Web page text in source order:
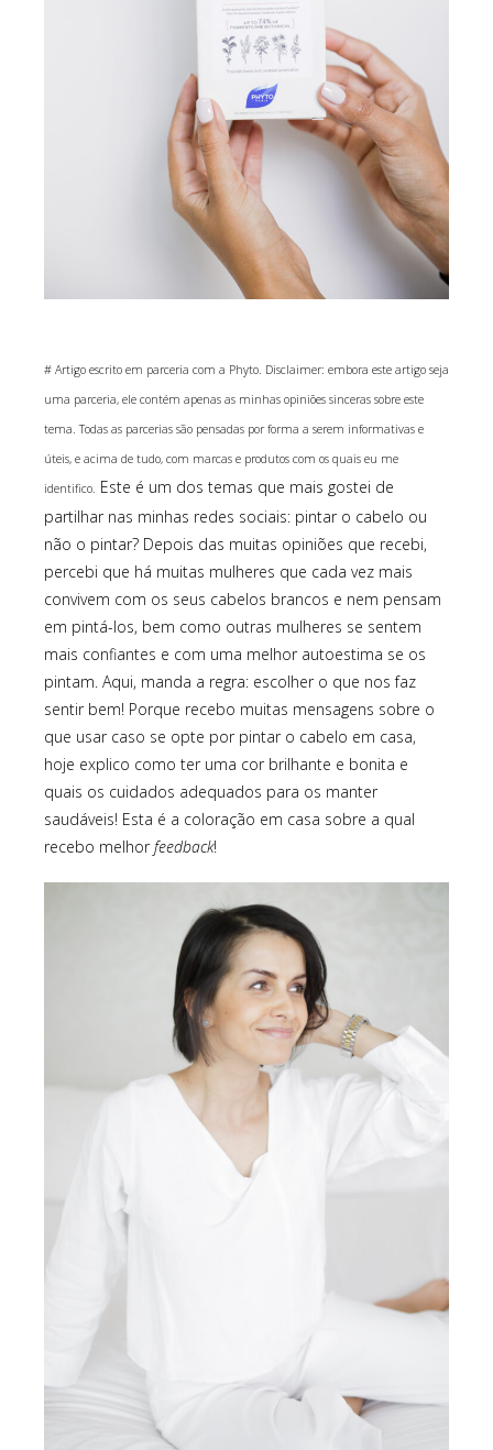
# Artigo escrito em parceria com a Phyto. Disclaimer: embora este artigo seja
uma parceria, ele contém apenas as minhas opiniões sinceras sobre este
tema. Todas as parcerias são pensadas por forma a serem informativas e
úteis, e acima de tudo, com marcas e produtos com os quais eu me
identifico. Este é um dos temas que mais gostei de
partilhar nas minhas redes sociais: pintar o cabelo ou
não o pintar? Depois das muitas opiniões que recebi,
percebi que há muitas mulheres que cada vez mais
convivem com os seus cabelos brancos e nem pensam
em pintá-los, bem como outras mulheres se sentem
mais confiantes e com uma melhor autoestima se os
pintam. Aqui, manda a regra: escolher o que nos faz
sentir bem! Porque recebo muitas mensagens sobre o
que usar caso se opte por pintar o cabelo em casa,
hoje explico como ter uma cor brilhante e bonita e
quais os cuidados adequados para os manter
saudáveis! Esta é a coloração em casa sobre a qual
recebo melhorfeedback!